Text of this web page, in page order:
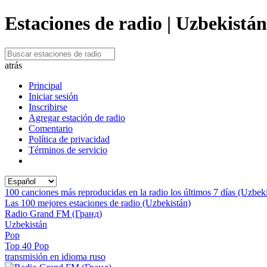
Estaciones de radio | Uzbekistán
atrás
Principal
Iniciar sesión
Inscribirse
Agregar estación de radio
Comentario
Política de privacidad
Términos de servicio
100 canciones más reproducidas en la radio los últimos 7 días
Las 100 mejores estaciones de radio (Uzbekistán)
Radio Grand FM (Гранд)
Uzbekistán
Pop
Top 40 Pop
transmisión en idioma ruso